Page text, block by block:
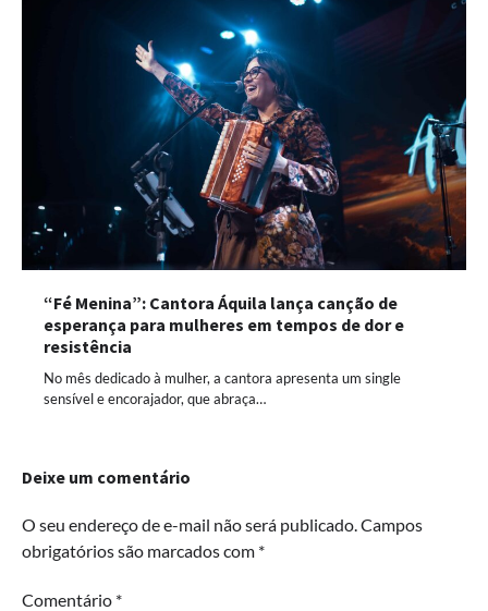
“Fé Menina”: Cantora Áquila lança canção de
esperança para mulheres em tempos de dor e
resistência
No mês dedicado à mulher, a cantora apresenta um single
sensível e encorajador, que abraça…
Deixe um comentário
O seu endereço de e-mail não será publicado.Campos
obrigatórios são marcados com *
Comentário *